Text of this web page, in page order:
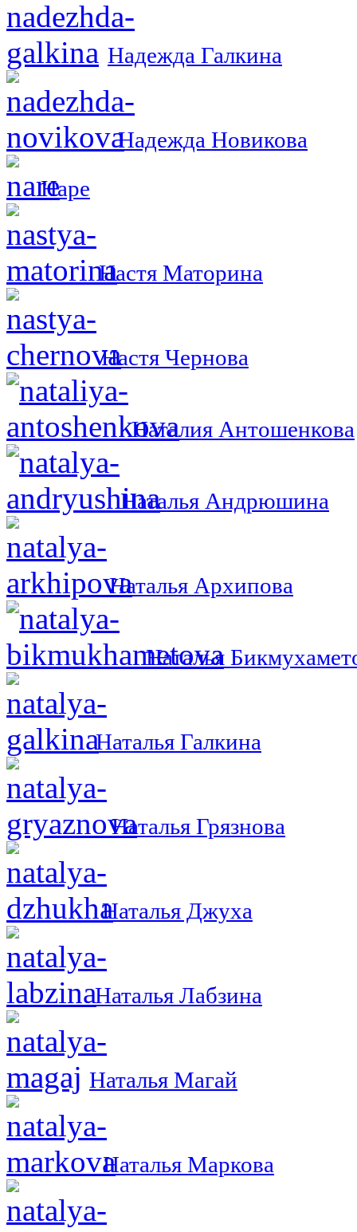
Надежда Галкина
Надежда Новикова
Наре
Настя Маторина
Настя Чернова
Наталия Антошенкова
Наталья Андрюшина
Наталья Архипова
Наталья
Наталья Галкина
Наталья Грязнова
Наталья Джуха
Наталья Лабзина
Наталья Магай
Наталья Маркова